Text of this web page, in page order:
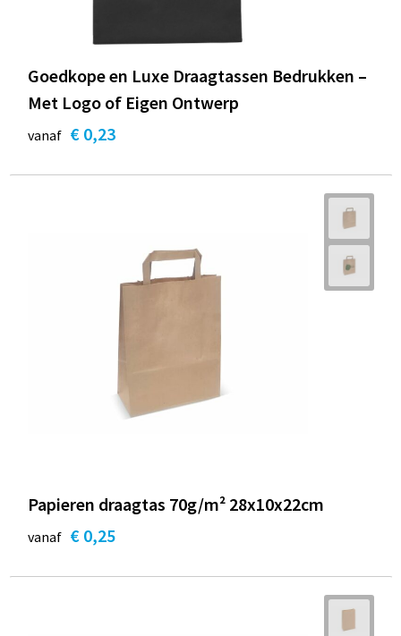
Goedkope en Luxe Draagtassen Bedrukken –
Met Logo of Eigen Ontwerp
vanaf € 0,23
Papieren draagtas 70g/m² 28x10x22cm
vanaf € 0,25